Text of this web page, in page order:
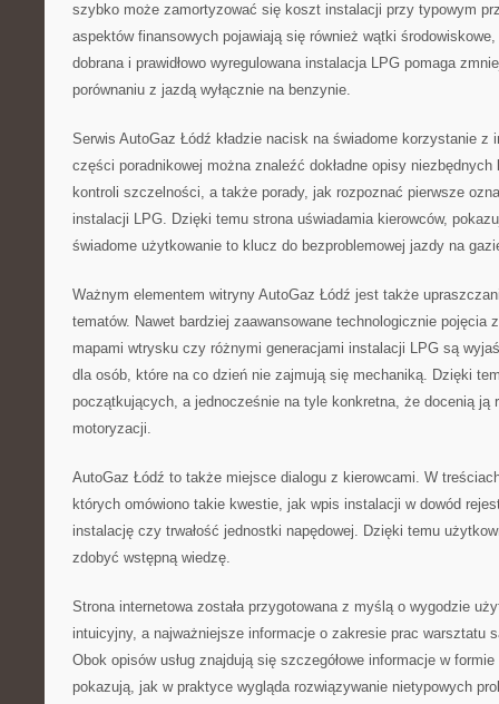
szybko może zamortyzować się koszt instalacji przy typowym
aspektów finansowych pojawiają się również wątki
dobrana i prawidłowo wyregulowana instalacja LPG pomaga
porównaniu z jazdą wyłącznie na benzynie.
Serwis AutoGaz Łódź kładzie nacisk na świadome korzystanie z
części poradnikowej można znaleźć dokładne opisy niezbędnych
kontroli szczelności, a także porady, jak rozpoznać pierwsze
instalacji LPG. Dzięki temu strona uświadamia kierowców,
świadome użytkowanie to klucz do bezproblemowej jazdy na
Ważnym elementem witryny AutoGaz Łódź jest także
tematów. Nawet bardziej zaawansowane technologicznie pojęcia
mapami wtrysku czy różnymi generacjami instalacji LPG są
dla osób, które na co dzień nie zajmują się mechaniką. Dzięki
początkujących, a jednocześnie na tyle konkretna, że docenią ją
motoryzacji.
AutoGaz Łódź to także miejsce dialogu z kierowcami. W
których omówiono takie kwestie, jak wpis instalacji w dowód
instalację czy trwałość jednostki napędowej. Dzięki temu
zdobyć wstępną wiedzę.
Strona internetowa została przygotowana z myślą o wygodzie
intuicyjny, a najważniejsze informacje o zakresie prac warsztatu
Obok opisów usług znajdują się szczegółowe informacje w formie
pokazują, jak w praktyce wygląda rozwiązywanie nietypowych